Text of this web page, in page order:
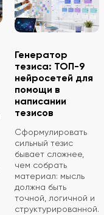
Генератор
тезиса: ТОП-9
нейросетей для
помощи в
написании
тезисов
Сформулировать
сильный тезис
бывает сложнее,
чем собрать
материал: мысль
должна быть
точной, логичной и
структурированной.